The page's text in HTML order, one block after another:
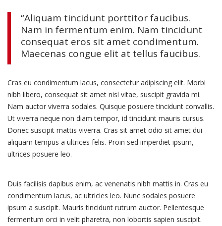
“Aliquam tincidunt porttitor faucibus.
Nam in fermentum enim. Nam tincidunt
consequat eros sit amet condimentum.
Maecenas congue elit at tellus faucibus.
Cras eu condimentum lacus, consectetur adipiscing elit. Morbi
nibh libero, consequat sit amet nisl vitae, suscipit gravida mi.
Nam auctor viverra sodales. Quisque posuere tincidunt convallis.
Ut viverra neque non diam tempor, id tincidunt mauris cursus.
Donec suscipit mattis viverra. Cras sit amet odio sit amet dui
aliquam tempus a ultrices felis. Proin sed imperdiet ipsum,
ultrices posuere leo.
Duis facilisis dapibus enim, ac venenatis nibh mattis in. Cras eu
condimentum lacus, ac ultricies leo. Nunc sodales posuere
ipsum a suscipit. Mauris tincidunt rutrum auctor. Pellentesque
fermentum orci in velit pharetra, non lobortis sapien suscipit.